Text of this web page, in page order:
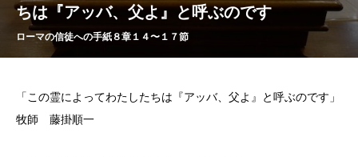
ちは『アッバ、父よ』と呼ぶのです
ローマの信徒への手紙８章１４〜１７節
「この霊によってわたしたちは『アッバ、父よ』と呼ぶのです」
牧師 藤掛順一